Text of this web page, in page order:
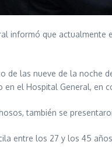
informó que
de las nueve de la noche
en el Hospital General, en
también se
entre los 27 y los 45